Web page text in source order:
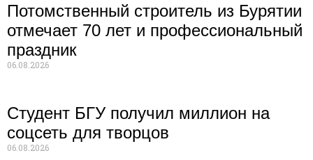
Потомственный строитель из Бурятии
отмечает 70 лет и профессиональный
праздник
06.08.2026
Студент БГУ получил миллион на
соцсеть для творцов
06.08.2026